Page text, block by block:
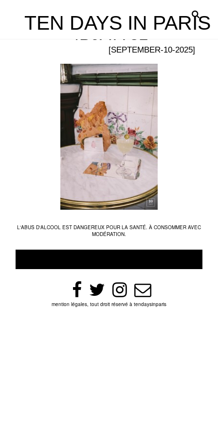
TEN DAYS IN PARIS
4B9A7781
[SEPTEMBER-10-2025]
L'ABUS D'ALCOOL EST DANGEREUX POUR LA SANTÉ. À CONSOMMER AVEC
MODÉRATION.
mention légales, tout droit réservé à tendaysinparis